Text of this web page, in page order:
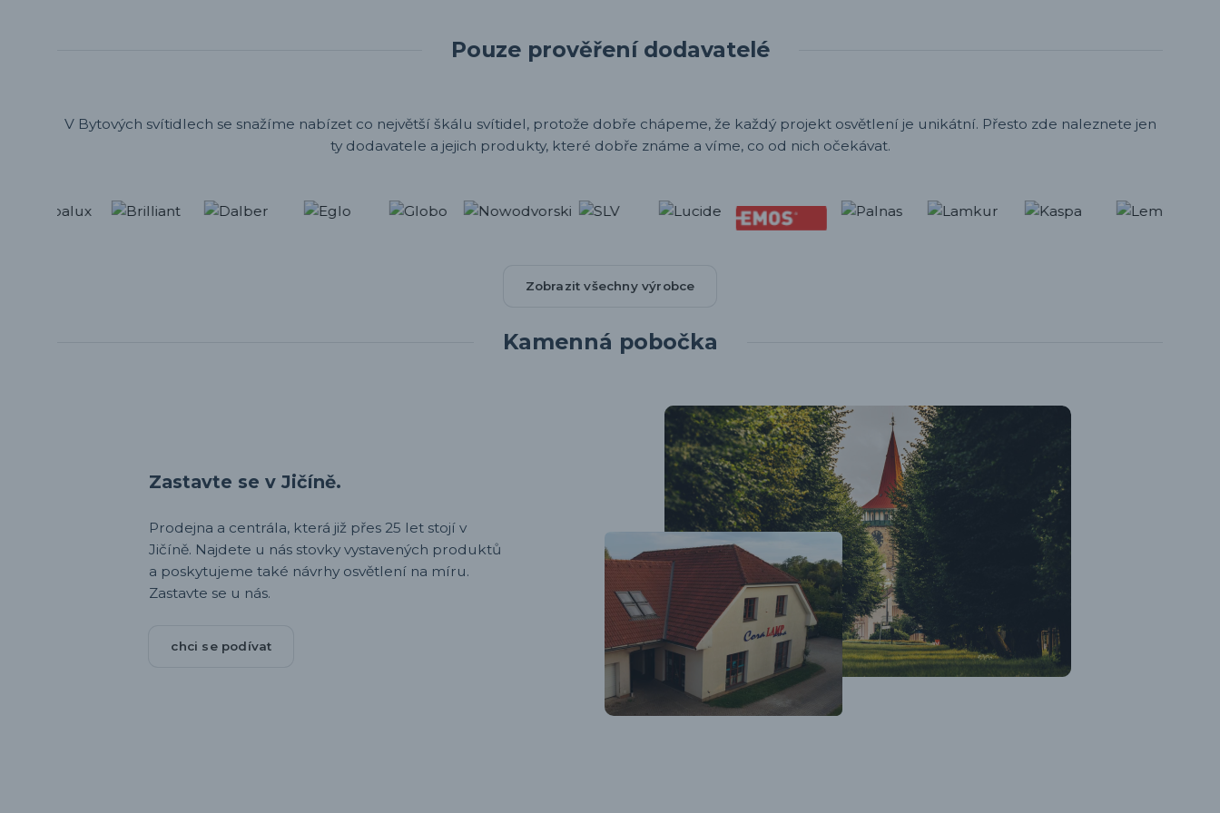
Pouze prověření dodavatelé
V Bytových svítidlech se snažíme nabízet co největší škálu svítidel, protože dobře chápeme, že každý projekt osvětlení je unikátní. Přesto zde naleznete jen
ty dodavatele a jejich produkty, které dobře známe a víme, co od nich očekávat.
Zobrazit všechny výrobce
Kamenná pobočka
Zastavte se v Jičíně.
Prodejna a centrála, která již přes 25 let stojí v
Jičíně. Najdete u nás stovky vystavených produktů
a poskytujeme také návrhy osvětlení na míru.
Zastavte se u nás.
chci se podívat